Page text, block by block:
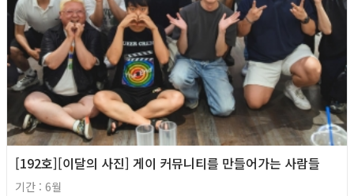
[192호][이달의 사진] 게이 커뮤니티를 만들어가는 사람들
기간 : 6월